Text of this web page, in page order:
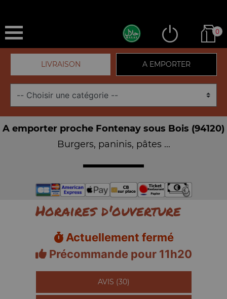
0
LIVRAISON A EMPORTER
A emporter proche Fontenay sous Bois (94120)
Burgers, paninis, pâtes ...
Horaires d'ouverture
Actuellement fermé
Précommande pour 11h20
AVIS (30)